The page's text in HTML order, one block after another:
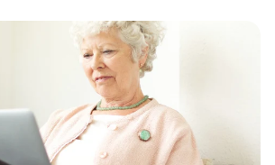
sa globalité peut vous permettre de
énergétiques pour le chauffage. IZI
identifier les actions à mener !